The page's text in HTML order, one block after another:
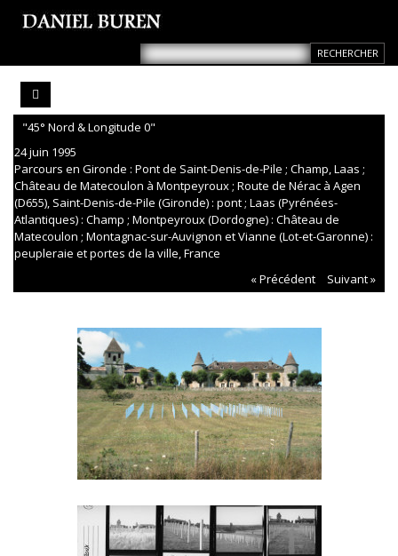
"45° Nord & Longitude 0"
24 juin 1995
Parcours en Gironde : Pont de Saint-Denis-de-Pile ; Champ, Laas ;
Château de Matecoulon à Montpeyroux ; Route de Nérac à Agen
(D655), Saint-Denis-de-Pile (Gironde) : pont ; Laas (Pyrénées-
Atlantiques) : Champ ; Montpeyroux (Dordogne) : Château de
Matecoulon ; Montagnac-sur-Auvignon et Vianne (Lot-et-Garonne) :
peupleraie et portes de la ville, France
« Précédent
Suivant »